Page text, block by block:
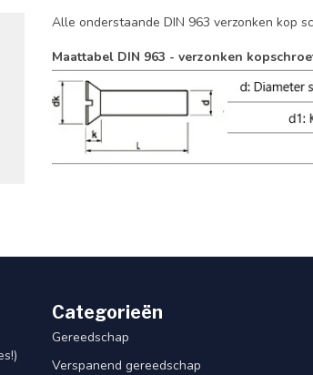
Alle onderstaande DIN 963 verzonken kop
Maattabel DIN 963 - verzonken
Categorieën
Gereedschap
Verspanend gereedschap